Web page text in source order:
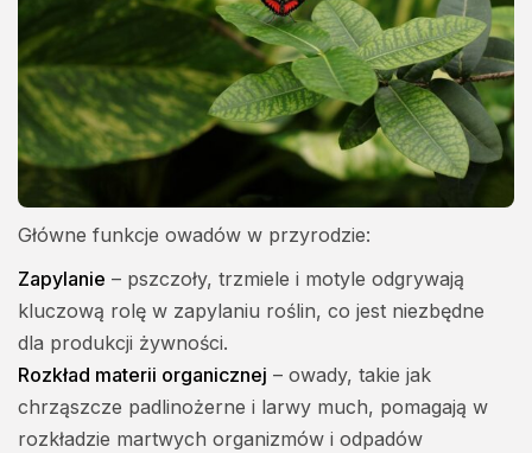
Główne funkcje owadów w przyrodzie:
Zapylanie – pszczoły, trzmiele i motyle odgrywają
kluczową rolę w zapylaniu roślin, co jest niezbędne
dla produkcji żywności.
Rozkład materii organicznej – owady, takie jak
chrząszcze padlinożerne i larwy much, pomagają w
rozkładzie martwych organizmów i odpadów